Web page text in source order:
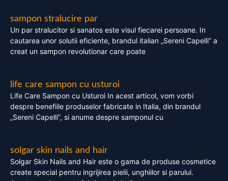
sampon stralucire par
Un par stralucitor si sanatos este visul fiecarei persoane. In
cautarea unor solutii eficiente, brandul italian „Sereni Capelli” a
creat un sampon revolutionar care poate
life care sampon cu usturoi
Life Care Sampon cu Usturoi In acest articol, vom vorbi
despre benefiile produselor fabricate in Italia, din brandul
„Sereni Capelli”, si anume despre samponul cu
solgar skin nails and hair
Solgar Skin Nails and Hair este o gama de produse cosmetice
create special pentru ingrijirea pielii, unghiilor si parului.